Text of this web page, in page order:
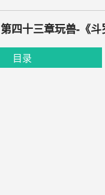
第四十三章玩兽-《斗
目录